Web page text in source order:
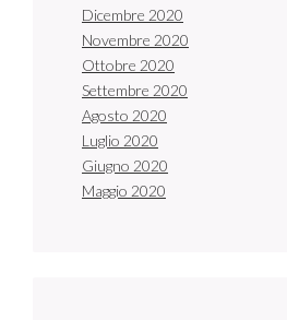
Dicembre 2020
Novembre 2020
Ottobre 2020
Settembre 2020
Agosto 2020
Luglio 2020
Giugno 2020
Maggio 2020